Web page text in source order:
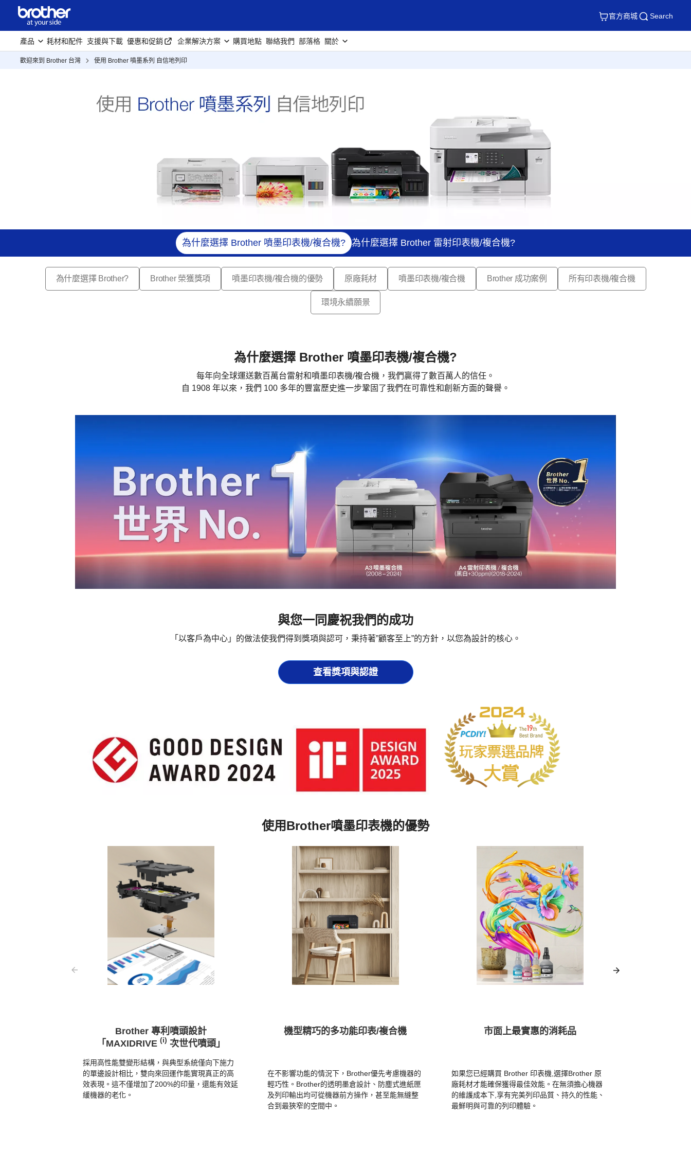
官方商城 Search
產品 耗材和配件 支援與下載 優惠和促銷 企業解決方案 購買地點 聯絡我們 部落格 關於
歡迎來到 Brother 台灣 使用 Brother 噴墨系列 自信地列印
為什麼選擇 Brother 噴墨印表機/複合機? 為什麼選擇 Brother 雷射印表機/複合機?
為什麼選擇 Brother? Brother 榮獲獎項 噴墨印表機/複合機的優勢 原廠耗材 噴墨印表機/複合機 Brother 成功案例 所有印表機/複合機
環境永續願景
為什麼選擇 Brother 噴墨印表機/複合機?
每年向全球運送數百萬台雷射和噴墨印表機/複合機，我們贏得了數百萬人的信任。
自 1908 年以來，我們 100 多年的豐富歷史進一步鞏固了我們在可靠性和創新方面的聲譽。
與您一同慶祝我們的成功
「以客戶為中心」的做法使我們得到獎項與認可，秉持著”顧客至上”的方針，以您為設計的核心。
查看獎項與認證
使用Brother噴墨印表機的優勢
Brother 專利噴頭設計
「MAXIDRIVE(i) 次世代噴頭」
採用高性能雙變形結構，與典型系統僅向下施力
的單邊設計相比，雙向來回運作能實現真正的高
效表現。這不僅增加了200%的印量，還能有效延
緩機器的老化。
機型精巧的多功能印表/複合機
在不影響功能的情況下，Brother優先考慮機器的
輕巧性。Brother的透明墨倉設計、防塵式進紙匣
及列印輸出均可從機器前方操作，甚至能無縫整
合到最狹窄的空間中。
市面上最實惠的消耗品
如果您已經購買 Brother 印表機,選擇Brother 原
廠耗材才能確保獲得最佳效能。在無須擔心機器
的維護成本下,享有完美列印品質、持久的性能、
最鮮明與可靠的列印體驗。